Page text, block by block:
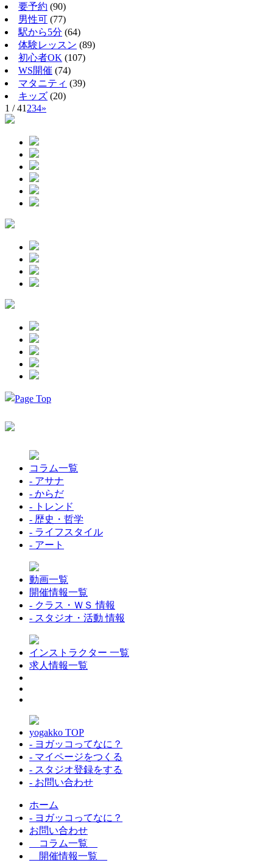
要予約 (90)
男性可 (77)
駅から5分 (64)
体験レッスン (89)
初心者OK (107)
WS開催 (74)
マタニティ (39)
キッズ (20)
1 / 41 234»
コラム一覧
- アサナ
- からだ
- トレンド
- 歴史・哲学
- ライフスタイル
- アート
動画一覧
開催情報一覧
- クラス・ＷＳ 情報
- スタジオ・活動 情報
インストラクター 一覧
求人情報一覧
yogakko TOP
- ヨガッコってなに？
- マイページをつくる
- スタジオ登録をする
- お問い合わせ
ホーム
- ヨガッコってなに？
お問い合わせ
コラム一覧
開催情報一覧